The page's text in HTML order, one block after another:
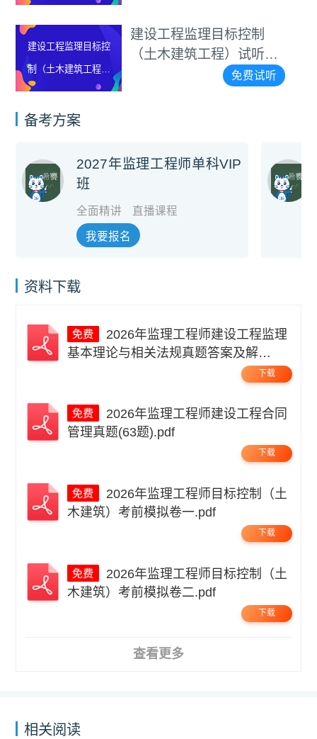
试听视频
建设工程监理目标控
制（土木建筑工程）
试听视频
建设工程监理目标控制
（土木建筑工程）试听视
免费试听
备考方案
2027年监理工程师单科VIP
班
全面精讲 直播课程
我要报名
资料下载
基本理论与相关法规真题答案及解
下载
管理真题(63题).pdf
下载
木建筑）考前模拟卷一.pdf
下载
木建筑）考前模拟卷二.pdf
下载
查看更多
相关阅读